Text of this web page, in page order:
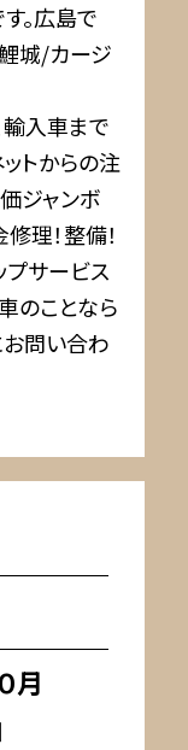
。広島で
城/カージ
入車まで
トからの注
ジャンボ
理！整備！
プサービス
のことなら
問い合わ
月